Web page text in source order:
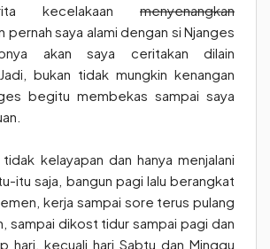
kecelakaan menyenangkan
pernah saya alami dengan si Njanges
akan saya ceritakan dilain
bukan tidak mungkin kenangan
begitu membekas sampai saya
kelayapan dan hanya menjalani
itu saja, bangun pagi lalu berangkat
kerja sampai sore terus pulang
sampai dikost tidur sampai pagi dan
hari, kecuali hari Sabtu dan Minggu